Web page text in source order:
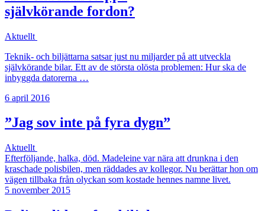
självkörande fordon?
Aktuellt
Teknik- och biljättarna satsar just nu miljarder på att utveckla
självkörande bilar. Ett av de största olösta problemen: Hur ska de
inbyggda datorerna …
6 april 2016
”Jag sov inte på fyra dygn”
Aktuellt
Efterföljande, halka, död. Madeleine var nära att drunkna i den
kraschade polisbilen, men räddades av kollegor. Nu berättar hon om
vägen tillbaka från olyckan som kostade hennes namne livet.
5 november 2015